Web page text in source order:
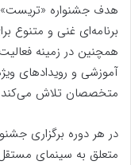
هدف جشنواره
برنامه‌ای غنی و متنوع
همچنین در زمینه
آموزشی و رویدادهای
متخصصان تلاش
در هر دوره برگزاری
متعلق به سینمای